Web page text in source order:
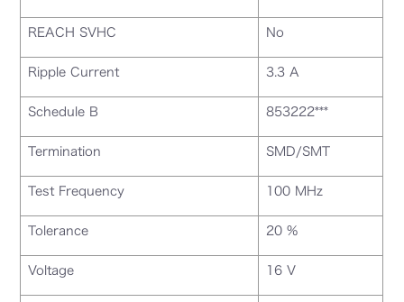
REACH SVHC No
Ripple Current 3.3 A
Schedule B 853222***
Termination SMD/SMT
Test Frequency 100 MHz
Tolerance 20 %
Voltage 16 V